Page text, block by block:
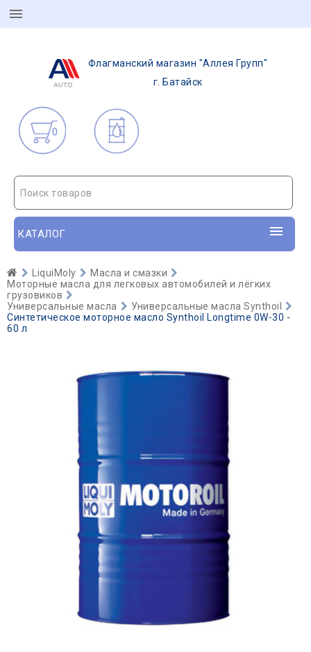
Флагманский магазин "Аллея Групп"
г. Батайск
0
Поиск товаров
КАТАЛОГ
LiquiMoly
Масла и смазки
Моторные масла для легковых автомобилей и лёгких
грузовиков
Универсальные масла
Универсальные масла Synthoil
Синтетическое моторное масло Synthoil Longtime 0W-30 -
60 л